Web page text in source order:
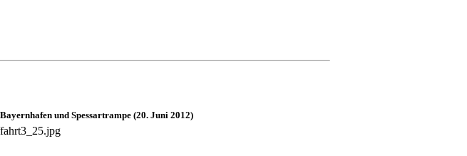
Bayernhafen und Spessartrampe (20. Juni 2012)